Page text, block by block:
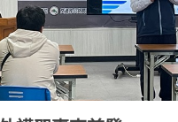
化
區
義
診
攜
衛
生
局
造